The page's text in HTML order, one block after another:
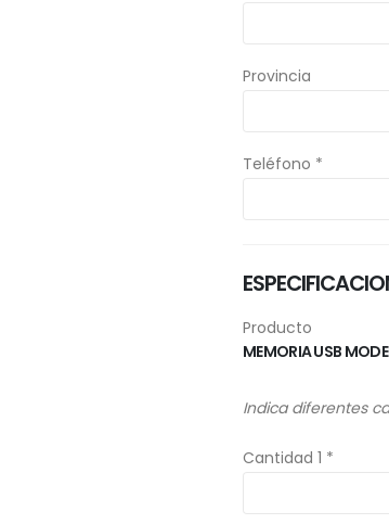
Provincia
Teléfono *
Producto
MEMORIA USB
Indica diferentes
Cantidad 1 *